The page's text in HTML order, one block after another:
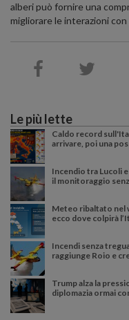
alberi può fornire una
migliorare le interazioni con
Le più lette
Caldo record
arrivare, poi una
Incendio tra Lucoli
il monitoraggio
Meteo ribaltato nel
ecco dove colpirà
Incendi senza
raggiunge Roio e
Trump alza la
diplomazia ormai